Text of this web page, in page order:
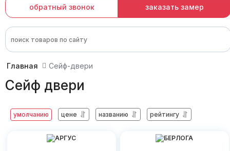
обратный звонок заказать замер
Главная Сейф-двери
Сейф двери
умолчанию цене названию рейтингу